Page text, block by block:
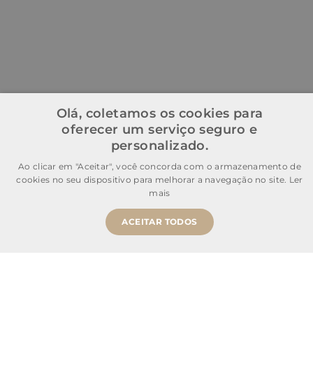
Olá, coletamos os cookies para
oferecer um serviço seguro e
personalizado.
Ao clicar em "Aceitar", você concorda com o armazenamento de
cookies no seu dispositivo para melhorar a navegação no site. Ler
mais
ACEITAR TODOS